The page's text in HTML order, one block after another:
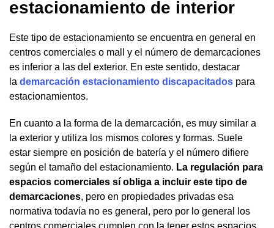
estacionamiento de interior
Este tipo de estacionamiento se encuentra en general en
centros comerciales o mall y el número de demarcaciones
es inferior a las del exterior. En este sentido, destacar
la demarcación estacionamiento discapacitados para
estacionamientos.
En cuanto a la forma de la demarcación, es muy similar a
la exterior y utiliza los mismos colores y formas. Suele
estar siempre en posición de batería y el número difiere
según el tamaño del estacionamiento. La regulación para
espacios comerciales sí obliga a incluir este tipo de
demarcaciones, pero en propiedades privadas esa
normativa todavía no es general, pero por lo general los